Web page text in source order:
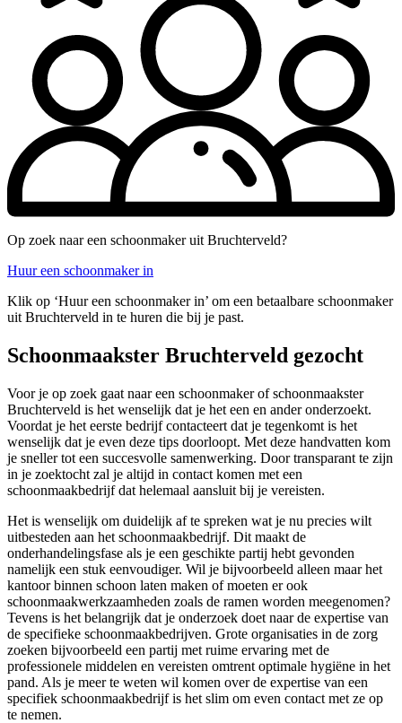
Op zoek naar een schoonmaker uit Bruchterveld?
Huur een schoonmaker in
Klik op ‘Huur een schoonmaker in’ om een betaalbare schoonmaker
uit Bruchterveld in te huren die bij je past.
Schoonmaakster Bruchterveld gezocht
Voor je op zoek gaat naar een schoonmaker of schoonmaakster
Bruchterveld is het wenselijk dat je het een en ander onderzoekt.
Voordat je het eerste bedrijf contacteert dat je tegenkomt is het
wenselijk dat je even deze tips doorloopt. Met deze handvatten kom
je sneller tot een succesvolle samenwerking. Door transparant te zijn
in je zoektocht zal je altijd in contact komen met een
schoonmaakbedrijf dat helemaal aansluit bij je vereisten.
Het is wenselijk om duidelijk af te spreken wat je nu precies wilt
uitbesteden aan het schoonmaakbedrijf. Dit maakt de
onderhandelingsfase als je een geschikte partij hebt gevonden
namelijk een stuk eenvoudiger. Wil je bijvoorbeeld alleen maar het
kantoor binnen schoon laten maken of moeten er ook
schoonmaakwerkzaamheden zoals de ramen worden meegenomen?
Tevens is het belangrijk dat je onderzoek doet naar de expertise van
de specifieke schoonmaakbedrijven. Grote organisaties in de zorg
zoeken bijvoorbeeld een partij met ruime ervaring met de
professionele middelen en vereisten omtrent optimale hygiëne in het
pand. Als je meer te weten wil komen over de expertise van een
specifiek schoonmaakbedrijf is het slim om even contact met ze op
te nemen.